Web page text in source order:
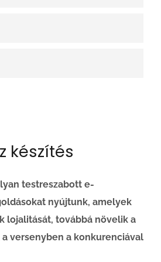
készítés
testreszabott e-
nyújtunk, amelyek
lojalitását, továbbá növelik a
versenyben a konkurenciával